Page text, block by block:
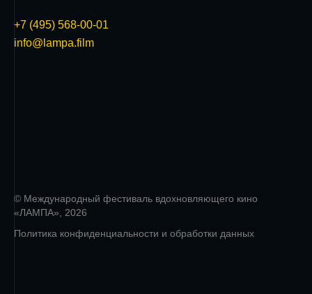
+7 (495) 568-00-01
info@lampa.film
© Международный фестиваль вдохновляющего кино
«ЛАМПА», 2026
Политика конфиденциальности и обработки данных